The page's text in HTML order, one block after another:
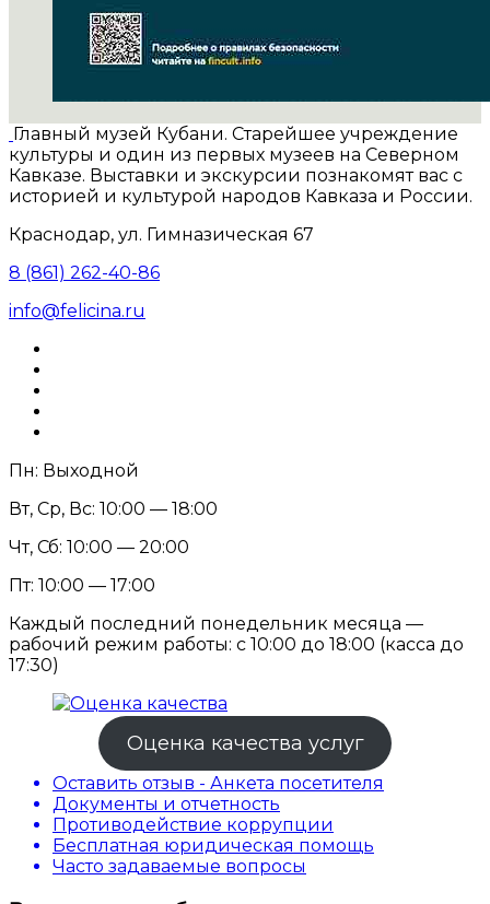
Главный музей Кубани. Старейшее учреждение
культуры и один из первых музеев на Северном
Кавказе. Выставки и экскурсии познакомят вас с
историей и культурой народов Кавказа и России.
Краснодар, ул. Гимназическая 67
8 (861) 262-40-86
info@felicina.ru
Пн: Выходной
Вт, Ср, Вс: 10:00 — 18:00
Чт, Сб: 10:00 — 20:00
Пт: 10:00 — 17:00
Каждый последний понедельник месяца —
рабочий режим работы: с 10:00 до 18:00 (касса до
17:30)
Оценка качества услуг
Оставить отзыв - Анкета посетителя
Документы и отчетность
Противодействие коррупции
Бесплатная юридическая помощь
Часто задаваемые вопросы